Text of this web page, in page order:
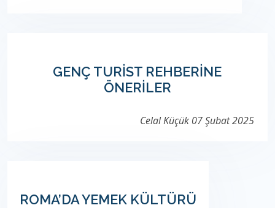
GENÇ TURİST REHBERİNE
ÖNERİLER
Celal Küçük 07 Şubat 2025
ROMA’DA YEMEK KÜLTÜRÜ